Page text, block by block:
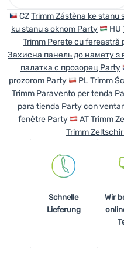
CZTrimm Zástěna ke stanu
ku stanu s oknom Party
HU
Trimm Perete cu fereastră
Захисна панель до намету з
палатка с прозорец Party
prozorom Party
PLTrimm
Trimm Paravento per tenda
para tienda Party con
fenêtre Party
ATTrimm
Trimm
Schnelle
Lieferung
Wir